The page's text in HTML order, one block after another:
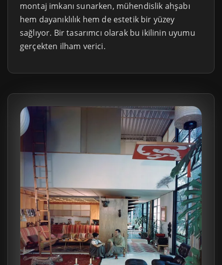
montaj imkanı sunarken, mühendislik ahşabı
hem dayanıklılık hem de estetik bir yüzey
sağlıyor. Bir tasarımcı olarak bu ikilinin uyumu
gerçekten ilham verici.